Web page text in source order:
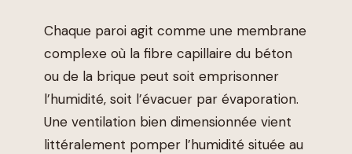
Chaque paroi agit comme une membrane
complexe où la fibre capillaire du béton
ou de la brique peut soit emprisonner
l’humidité, soit l’évacuer par évaporation.
Une ventilation bien dimensionnée vient
littéralement pomper l’humidité située au